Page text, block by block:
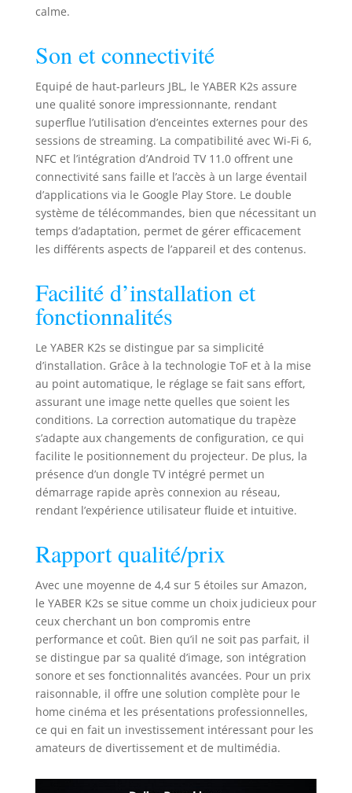
calme.
Son et connectivité
Equipé de haut-parleurs JBL, le YABER K2s assure
une qualité sonore impressionnante, rendant
superflue l’utilisation d’enceintes externes pour des
sessions de streaming. La compatibilité avec Wi-Fi 6,
NFC et l’intégration d’Android TV 11.0 offrent une
connectivité sans faille et l’accès à un large éventail
d’applications via le Google Play Store. Le double
système de télécommandes, bien que nécessitant un
temps d’adaptation, permet de gérer efficacement
les différents aspects de l’appareil et des contenus.
Facilité d’installation et
fonctionnalités
Le YABER K2s se distingue par sa simplicité
d’installation. Grâce à la technologie ToF et à la mise
au point automatique, le réglage se fait sans effort,
assurant une image nette quelles que soient les
conditions. La correction automatique du trapèze
s’adapte aux changements de configuration, ce qui
facilite le positionnement du projecteur. De plus, la
présence d’un dongle TV intégré permet un
démarrage rapide après connexion au réseau,
rendant l’expérience utilisateur fluide et intuitive.
Rapport qualité/prix
Avec une moyenne de 4,4 sur 5 étoiles sur Amazon,
le YABER K2s se situe comme un choix judicieux pour
ceux cherchant un bon compromis entre
performance et coût. Bien qu’il ne soit pas parfait, il
se distingue par sa qualité d’image, son intégration
sonore et ses fonctionnalités avancées. Pour un prix
raisonnable, il offre une solution complète pour le
home cinéma et les présentations professionnelles,
ce qui en fait un investissement intéressant pour les
amateurs de divertissement et de multimédia.